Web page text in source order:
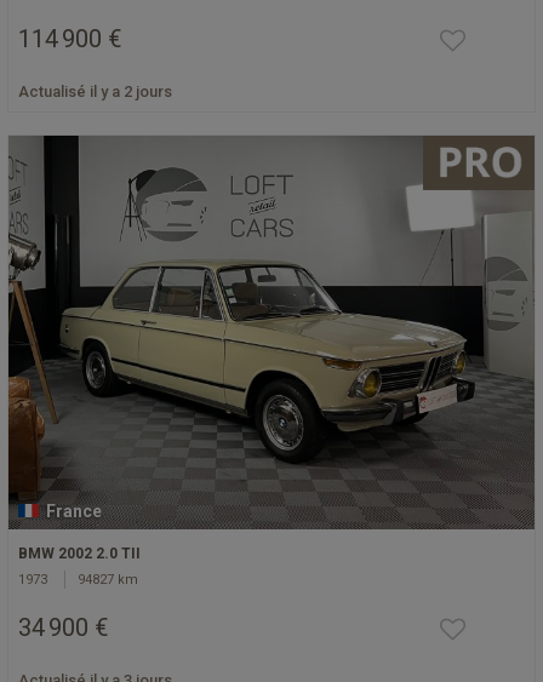
114 900 €
Actualisé il y a 2 jours
France
BMW 2002 2.0 TII
1973 94827 km
34 900 €